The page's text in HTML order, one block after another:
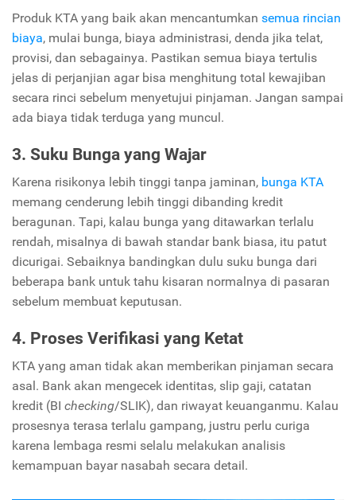
Produk KTA yang baik akan mencantumkan semua rincian
biaya, mulai bunga, biaya administrasi, denda jika telat,
provisi, dan sebagainya. Pastikan semua biaya tertulis
jelas di perjanjian agar bisa menghitung total kewajiban
secara rinci sebelum menyetujui pinjaman. Jangan sampai
ada biaya tidak terduga yang muncul.
3. Suku Bunga yang Wajar
Karena risikonya lebih tinggi tanpa jaminan, bunga KTA
memang cenderung lebih tinggi dibanding kredit
beragunan. Tapi, kalau bunga yang ditawarkan terlalu
rendah, misalnya di bawah standar bank biasa, itu patut
dicurigai. Sebaiknya bandingkan dulu suku bunga dari
beberapa bank untuk tahu kisaran normalnya di pasaran
sebelum membuat keputusan.
4. Proses Verifikasi yang Ketat
KTA yang aman tidak akan memberikan pinjaman secara
asal. Bank akan mengecek identitas, slip gaji, catatan
kredit (BI checking/SLIK), dan riwayat keuanganmu. Kalau
prosesnya terasa terlalu gampang, justru perlu curiga
karena lembaga resmi selalu melakukan analisis
kemampuan bayar nasabah secara detail.